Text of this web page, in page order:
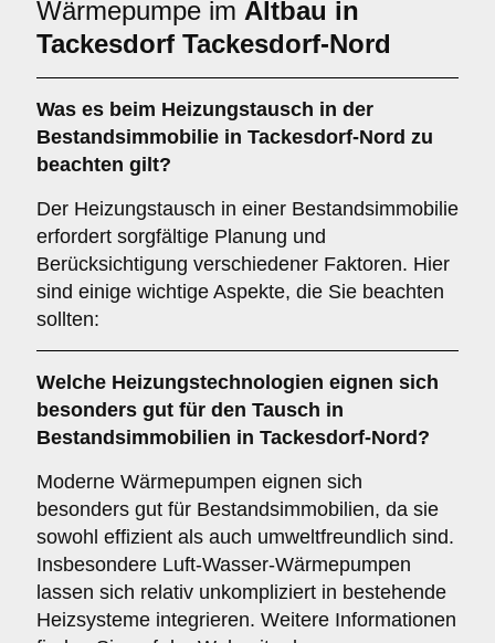
Wärmepumpe im Altbau in
Tackesdorf Tackesdorf-Nord
Was es beim Heizungstausch in der
Bestandsimmobilie in Tackesdorf-Nord zu
beachten gilt?
Der Heizungstausch in einer Bestandsimmobilie
erfordert sorgfältige Planung und
Berücksichtigung verschiedener Faktoren. Hier
sind einige wichtige Aspekte, die Sie beachten
sollten:
Welche Heizungstechnologien eignen sich
besonders gut für den Tausch in
Bestandsimmobilien in Tackesdorf-Nord?
Moderne Wärmepumpen eignen sich
besonders gut für Bestandsimmobilien, da sie
sowohl effizient als auch umweltfreundlich sind.
Insbesondere Luft-Wasser-Wärmepumpen
lassen sich relativ unkompliziert in bestehende
Heizsysteme integrieren. Weitere Informationen